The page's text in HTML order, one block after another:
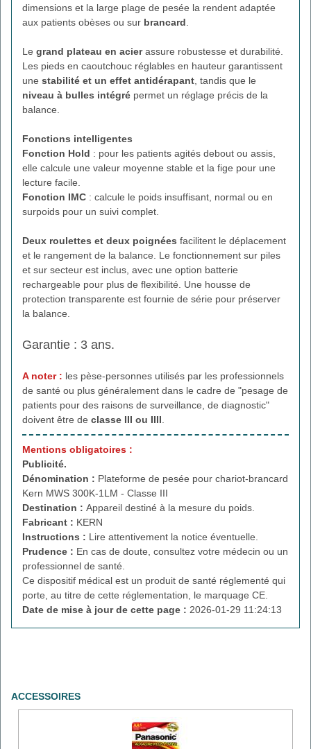
dimensions et la large plage de pesée la rendent adaptée
aux patients obèses ou sur brancard
Le grand plateau en acierassure robustesse et durabilité.
Les pieds en caoutchouc réglables en hauteur garantissent
une stabilité et un effet antidérapant , tandis que le
niveau à bulles intégré permet un réglage précis de la
balance.
Fonctions intelligentes
Fonction Hold : pour les patients agités debout ou assis,
elle calcule une valeur moyenne stable et la fige pour une
lecture facile.
Fonction IMC : calcule le poids insuffisant, normal ou en
surpoids pour un suivi complet.
Deux roulettes et deux poignées facilitent le déplacement
et le rangement de la balance. Le fonctionnement sur piles
et sur secteur est inclus, avec une option batterie
rechargeable pour plus de flexibilité. Une housse de
protection transparente est fournie de série pour préserver
la balance.
Garantie : 3 ans.
A noter : les pèse-personnes utilisés par les professionnels
de santé ou plus généralement dans le cadre de "pesage de
patients pour des raisons de surveillance, de diagnostic"
doivent être de classe III ou IIII
Mentions obligatoires :
Publicité.
Dénomination : Plateforme de pesée pour chariot-brancard
Kern MWS 300K-1LM - Classe III
Destination : Appareil destiné à la mesure du poids.
Fabricant : KERN
Instructions : Lire attentivement la notice éventuelle.
Prudence : En cas de doute, consultez votre médecin ou un
professionnel de santé.
Ce dispositif médical est un produit de santé réglementé qui
porte, au titre de cette réglementation, le marquage CE.
Date de mise à jour de cette page : 2026-01-29 11:24:13
ACCESSOIRES